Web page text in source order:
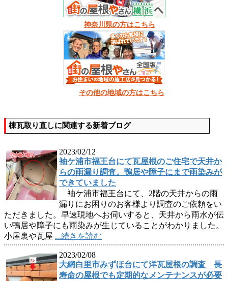
神奈川県の方はこちら
その他の地域の方はこちら
棟瓦取り直しに関連する新着ブログ
2023/02/12
袖ケ浦市福王台にて瓦屋根のご住宅で天井か
らの雨漏り調査。鴨居や障子にまで雨染みが
できていました
袖ケ浦市福王台にて、2階の天井からの雨
漏りにお困りのお客様より調査のご依頼をい
ただきました。早速現地へお伺いすると、天井から雨水が伝
い鴨居や障子にも雨染みが生じていることがわかりました。
小屋裏や瓦屋 ...続きを読む
2023/02/08
大網白里市みずほ台にて洋瓦屋根の調査 長
寿命の屋根でも定期的なメンテナンスが必要